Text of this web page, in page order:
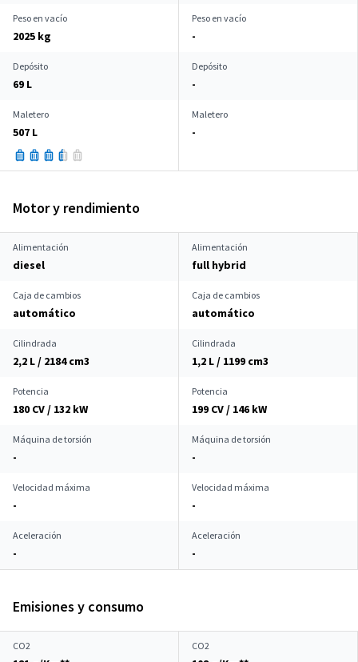
Peso en vacío
2025 kg
Peso en vacío
-
Depósito
69 L
Depósito
-
Maletero
507 L
Maletero
-
Motor y rendimiento
Alimentación
diesel
Alimentación
full hybrid
Caja de cambios
automático
Caja de cambios
automático
Cilindrada
2,2 L / 2184 cm3
Cilindrada
1,2 L / 1199 cm3
Potencia
180 CV / 132 kW
Potencia
199 CV / 146 kW
Máquina de torsión
-
Máquina de torsión
-
Velocidad máxima
-
Velocidad máxima
-
Aceleración
-
Aceleración
-
Emisiones y consumo
CO2 CO2